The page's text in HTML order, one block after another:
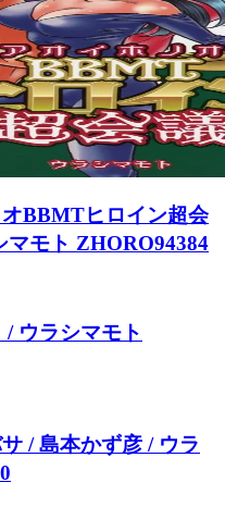
BBMTヒロイン超会
マモト ZHORO94384
ウラシマモト
/ 島本かず彦 / ウラ